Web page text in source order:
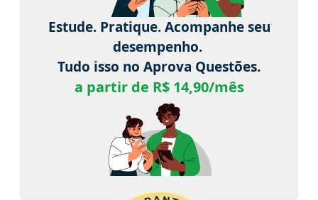
Estude. Pratique. Acompanhe seu
desempenho.
Tudo isso no Aprova Questões.
a partir de R$ 14,90/mês